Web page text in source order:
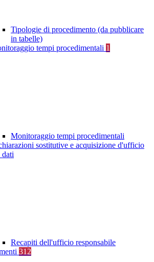
Tipologie di procedimento (da pubblicare
in tabelle)
tempi procedimentali 1
Monitoraggio tempi procedimentali
sostitutive e acquisizione d'ufficio
dati
Recapiti dell'ufficio responsabile
312